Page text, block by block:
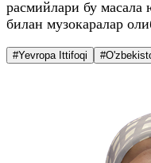
расмийлари бу
билан музокаралар
#Yevropa Ittifoqi